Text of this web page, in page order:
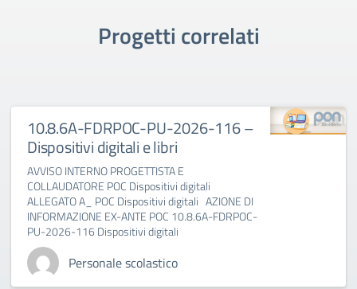
Progetti correlati
10.8.6A-FDRPOC-PU-2026-116 –
Dispositivi digitali e libri
AVVISO INTERNO PROGETTISTA E
COLLAUDATORE POC Dispositivi digitali
ALLEGATO A_ POC Dispositivi digitali AZIONE DI
INFORMAZIONE EX-ANTE POC 10.8.6A-FDRPOC-
PU-2026-116 Dispositivi digitali
Personale scolastico